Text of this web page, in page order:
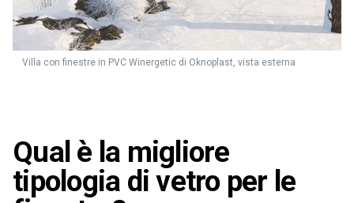
Villa con finestre in PVC Winergetic di Oknoplast, vista esterna
Qual è la migliore
tipologia di vetro per le